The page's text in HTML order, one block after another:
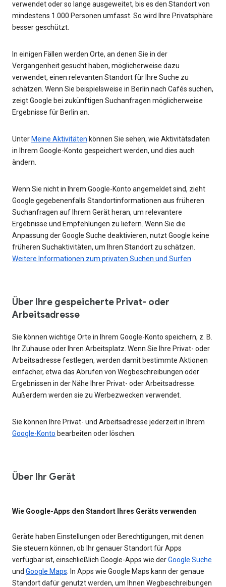
verwendet oder so lange ausgeweitet, bis es den Standort von
mindestens 1.000 Personen umfasst. So wird Ihre Privatsphäre
besser geschützt.
In einigen Fällen werden Orte, an denen Sie in der
Vergangenheit gesucht haben, möglicherweise dazu
verwendet, einen relevanten Standort für Ihre Suche zu
schätzen. Wenn Sie beispielsweise in Berlin nach Cafés suchen,
zeigt Google bei zukünftigen Suchanfragen möglicherweise
Ergebnisse für Berlin an.
UnterMeine Aktivitäten können Sie sehen, wie Aktivitätsdaten
in Ihrem Google-Konto gespeichert werden, und dies auch
ändern.
Wenn Sie nicht in Ihrem Google-Konto angemeldet sind, zieht
Google gegebenenfalls Standortinformationen aus früheren
Suchanfragen auf Ihrem Gerät heran, um relevantere
Ergebnisse und Empfehlungen zu liefern. Wenn Sie die
Anpassung der Google Suche deaktivieren, nutzt Google keine
früheren Suchaktivitäten, um Ihren Standort zu schätzen.
Weitere Informationen zum privaten Suchen und Surfen
Über Ihre gespeicherte Privat- oder
Arbeitsadresse
Sie können wichtige Orte in Ihrem Google-Konto speichern, z. B.
Ihr Zuhause oder Ihren Arbeitsplatz. Wenn Sie Ihre Privat- oder
Arbeitsadresse festlegen, werden damit bestimmte Aktionen
einfacher, etwa das Abrufen von Wegbeschreibungen oder
Ergebnissen in der Nähe Ihrer Privat- oder Arbeitsadresse.
Außerdem werden sie zu Werbezwecken verwendet.
Sie können Ihre Privat- und Arbeitsadresse jederzeit in Ihrem
Google-Konto bearbeiten oder löschen.
Über Ihr Gerät
Wie Google-Apps den Standort Ihres Geräts verwenden
Geräte haben Einstellungen oder Berechtigungen, mit denen
Sie steuern können, ob Ihr genauer Standort für Apps
verfügbar ist, einschließlich Google-Apps wie derGoogle Suche
und Google Maps. In Apps wie Google Maps kann der genaue
Standort dafür genutzt werden, um Ihnen Wegbeschreibungen